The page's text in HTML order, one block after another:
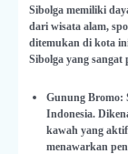
Sibolga memiliki
dari wisata alam,
ditemukan di kota
Sibolga yang
Gunung Bromo:
Indonesia.
kawah yang
menawarkan